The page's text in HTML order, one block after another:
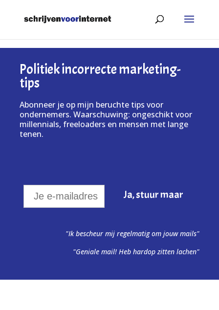
Politiek incorrecte marketing-
tips
Abonneer je op mijn beruchte tips voor
ondernemers. Waarschuwing: ongeschikt voor
millennials, freeloaders en mensen met lange
tenen.
"Ik bescheur mij regelmatig om jouw mails"
"Geniale mail! Heb hardop zitten lachen"